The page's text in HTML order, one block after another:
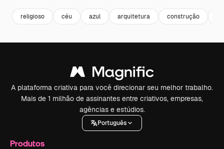
religioso céu azul arquitetura construção
A plataforma criativa para você direcionar seu melhor trabalho.
Mais de 1 milhão de assinantes entre criativos, empresas,
agências e estúdios.
Português
Produtos